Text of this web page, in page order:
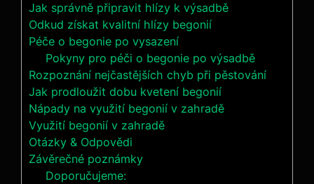
Jak správně připravit hlízy k výsadbě
Odkud získat kvalitní hlízy begonií
Péče o begonie po vysazení
Pokyny pro péči o begonie po výsadbě
Rozpoznání nejčastějších chyb při pěstování
Jak prodloužit dobu kvetení begonií
Nápady na využití begonií v zahradě
Využití begonií v zahradě
Otázky & Odpovědi
Závěrečné poznámky
Doporučujeme: